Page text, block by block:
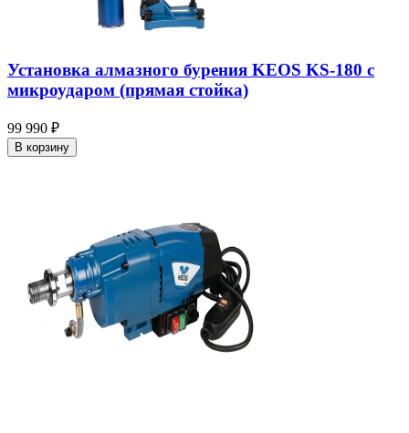
Установка алмазного бурения KEOS KS-180 с
микроударом (прямая стойка)
99 990 ₽
В корзину